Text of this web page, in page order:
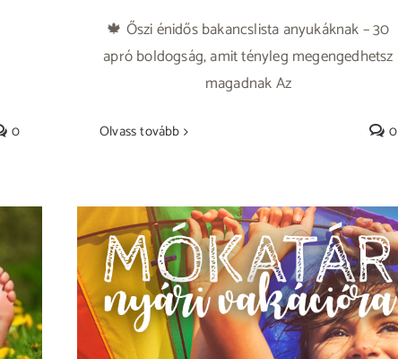
0
🍁 Őszi énidős bakancslista anyukáknak – 30
apró boldogság, amit tényleg megengedhetsz
magadnak Az
Olvass tovább 0